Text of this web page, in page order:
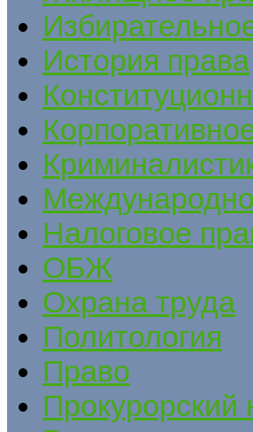
История права
Налоговое
ОБЖ
Охрана труда
Политология
Право
Прокурорский